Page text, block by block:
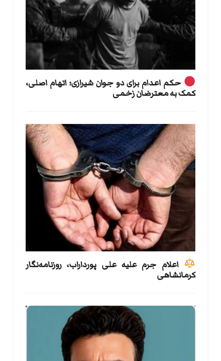
حکم اعدام برای دو جوان شیرازی؛ اتهام اصلی،
کمک به معترضان زخمی
اعلام جرم علیه علی پورداراب، روزنامه‌نگار
کرمانشاهی